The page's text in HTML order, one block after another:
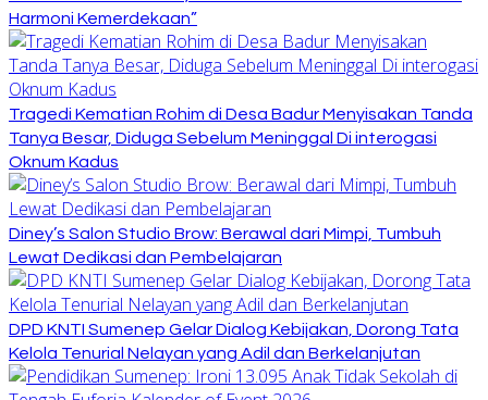
Harmoni Kemerdekaan”
Tragedi Kematian Rohim di Desa Badur Menyisakan Tanda
Tanya Besar, Diduga Sebelum Meninggal Di interogasi
Oknum Kadus
Diney’s Salon Studio Brow: Berawal dari Mimpi, Tumbuh
Lewat Dedikasi dan Pembelajaran
DPD KNTI Sumenep Gelar Dialog Kebijakan, Dorong Tata
Kelola Tenurial Nelayan yang Adil dan Berkelanjutan